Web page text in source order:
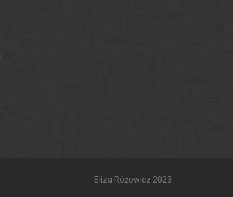
Eliza Różowicz 2023